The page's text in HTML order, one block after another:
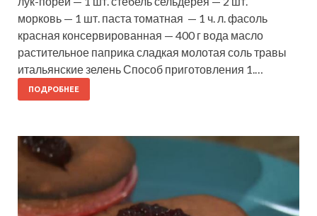
морковь — 1 шт. паста томатная — 1 ч. л. фасоль
красная консервированная — 400 г вода масло
растительное паприка сладкая молотая соль травы
итальянские зелень Способ приготовления 1.…
ПОДРОБНЕЕ